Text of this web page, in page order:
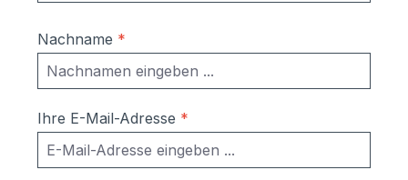
Nachname *
Ihre E-Mail-Adresse *